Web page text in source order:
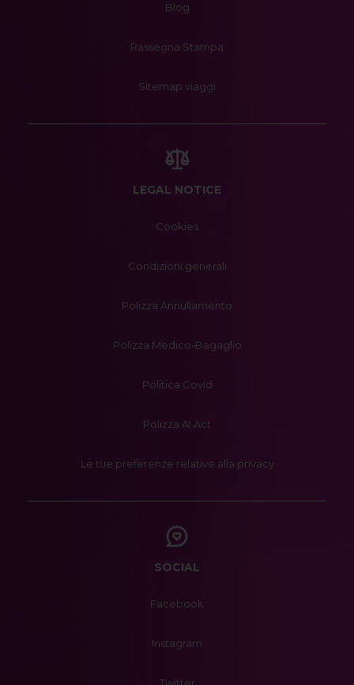
Blog
Rassegna Stampa
Sitemap viaggi
LEGAL NOTICE
Cookies
Condizioni generali
Polizza Annullamento
Polizza Medico-Bagaglio
Politica Covid
Polizza AI Act
Le tue preferenze relative alla privacy
SOCIAL
Facebook
Instagram